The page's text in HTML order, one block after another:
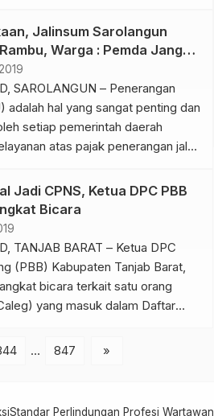
jumlah cukup banyak. Kali ini
tersebut dilakukan oleh
Motor Penyebrangan (KMP)
penumpang tersebut
Jalinsum Sarolangun
Warga : Pemda Jangan
SAROLANGUN – Penerangan
adalah hal yang sangat penting dan
setiap pemerintah daerah
atas pajak penerangan jalan
hanya mempunyai fungsi sebagai
saja. Namun PJU juga untuk
bagaimana suatu sistem
[…]
Jadi CPNS, Ketua DPC PBB
Bicara
TANJAB BARAT – Ketua DPC
(PBB) Kabupaten Tanjab Barat,
bicara terkait satu orang
yang masuk dalam Daftar
dari Partai Bulan Bintang (PBB)
Tanjab Barat I dengan nomor
… 847 »
Standar Perlindungan Profesi Wartawan